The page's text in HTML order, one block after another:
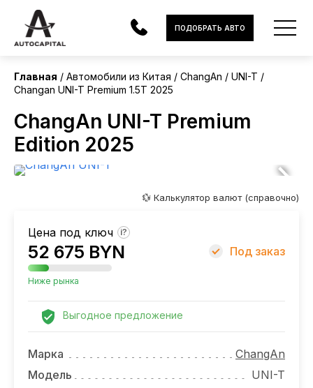
АВТОМОБИЛИ
ЭЛЕКТРОМОБИЛИ
В НАЛИЧИИ
ЛИЗИНГ
НОВОСТИ
ОТЗЫВЫ
О КОМПАНИИ
ПОДОБРАТЬ АВТО
Главная Автомобили из Китая ChangAn
UNI-T
Changan UNI-T Premium 1.5T 2025
ChangAn UNI-T Premium
Edition 2025
Китай
Без пробега
💱 Калькулятор валют (справочно)
Цена под ключ ?
52 675 BYN
Ниже рынка
Под заказ
Выгодное предложение
Марка
ChangAn
Модель
UNI-T